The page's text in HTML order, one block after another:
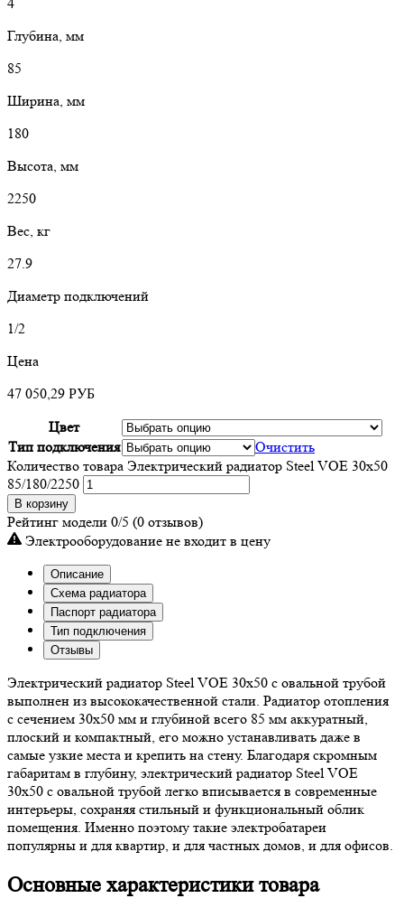
Глубина, мм
85
Ширина, мм
180
Высота, мм
2250
Вес, кг
27.9
Диаметр подключений
1/2
Цена
47 050,29 РУБ
Цвет
Тип подключения
Очистить
Количество товара Электрический радиатор Steel VOE 30x50
85/180/2250
В корзину
Рейтинг модели 0/5 (0 отзывов)
Электрооборудование не входит в цену
Описание
Схема радиатора
Паспорт радиатора
Тип подключения
Отзывы
Электрический радиатор Steel VOE 30х50 с овальной трубой
выполнен из высококачественной стали. Радиатор отопления
с сечением 30х50 мм и глубиной всего 85 мм аккуратный,
плоский и компактный, его можно устанавливать даже в
самые узкие места и крепить на стену. Благодаря скромным
габаритам в глубину, электрический радиатор Steel VOE
30х50 с овальной трубой легко вписывается в современные
интерьеры, сохраняя стильный и функциональный облик
помещения. Именно поэтому такие электробатареи
популярны и для квартир, и для частных домов, и для офисов.
Основные характеристики товара